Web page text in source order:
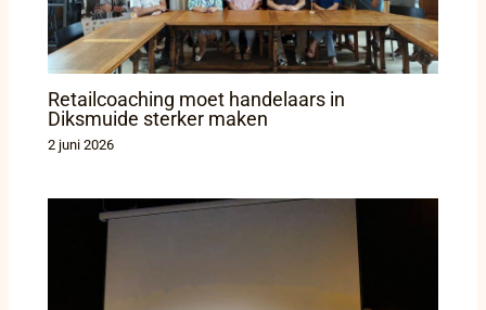
Retailcoaching moet handelaars in
Diksmuide sterker maken
2 juni 2026